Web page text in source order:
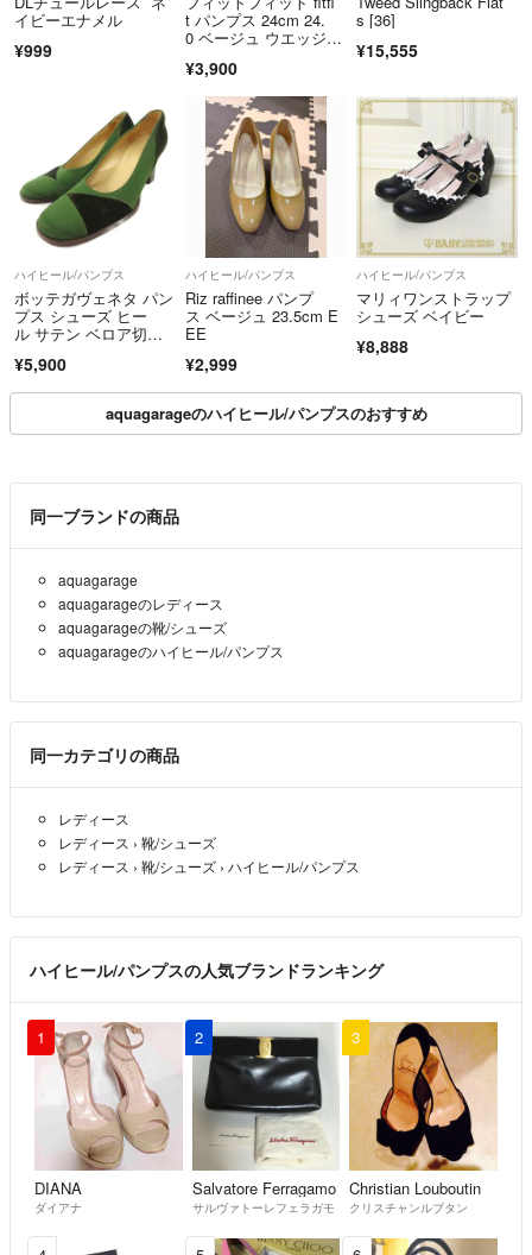
イビーエナメル
¥999
t パンプス 24cm 24.
0 ベージュ ウエッジソ
ゥ hws02663
¥3,900
s [36]
¥15,555
ハイヒール/パンプス
ボッテガヴェネタ パン
プス シューズ ヒー
ル サテン ベロア切
¥5,900
ハイヒール/パンプス
Riz raffinee パンプ
ス ベージュ 23.5cm E
EE
¥2,999
ハイヒール/パンプス
マリィワンストラップ
シューズ ベイビー
¥8,888
aquagarageのハイヒール/パンプスのおすすめ
同一ブランドの商品
aquagarage
aquagarageのレディース
aquagarageの靴/シューズ
aquagarageのハイヒール/パンプス
同一カテゴリの商品
レディース
レディース › 靴/シューズ
レディース › 靴/シューズ › ハイヒール/パンプス
ハイヒール/パンプスの人気ブランドランキング
1
DIANA
ダイアナ
2
Salvatore Ferragamo
サルヴァトーレフェラガモ
3
Christian Louboutin
クリスチャンルブタン